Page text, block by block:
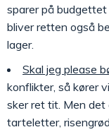
sparer på
bliver retten også
lager.
Skal jeg please
konflikter, så kører
sker ret tit. Men det
tarteletter,